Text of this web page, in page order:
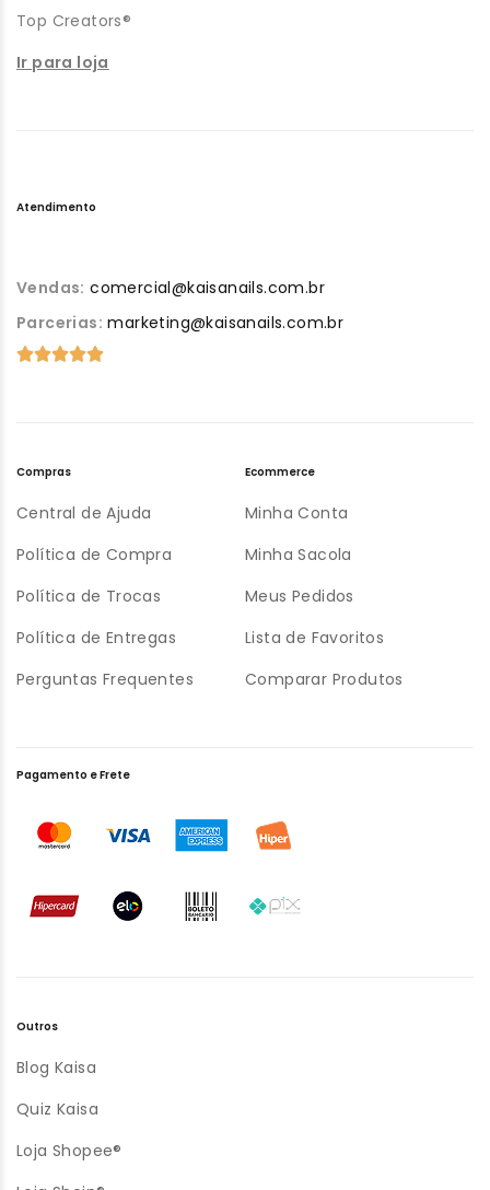
Top Creators®
Ir para loja
Atendimento
Vendas: comercial@kaisanails.com.br
Parcerias: marketing@kaisanails.com.br
Compras
Central de Ajuda
Política de Compra
Política de Trocas
Política de Entregas
Perguntas Frequentes
Ecommerce
Minha Conta
Minha Sacola
Meus Pedidos
Lista de Favoritos
Comparar Produtos
Outros
Blog Kaisa
Quiz Kaisa
Loja Shopee®
Pagamento e Frete